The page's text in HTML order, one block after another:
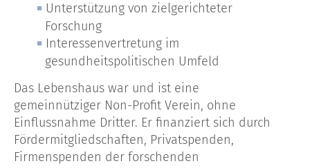
Unterstützung von zielgerichteter
Forschung
Interessenvertretung im
gesundheitspolitischen Umfeld
Das Lebenshaus war und ist eine
gemeinnütziger Non-Profit Verein, ohne
Einflussnahme Dritter. Er finanziert sich durch
Fördermitgliedschaften, Privatspenden,
Firmenspenden der forschenden